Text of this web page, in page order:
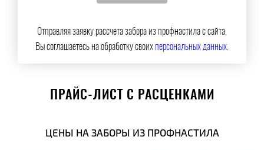
Отправляя заявку рассчета забора из профнастила с сайта,
Вы соглашаетесь на обработку своихперсональных данных.
ПРАЙС-ЛИСТ С РАСЦЕНКАМИ
ЦЕНЫ НА ЗАБОРЫ ИЗ ПРОФНАСТИЛА